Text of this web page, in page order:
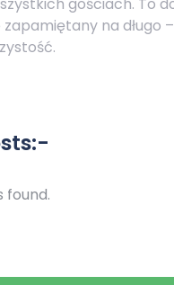
na długo
found.